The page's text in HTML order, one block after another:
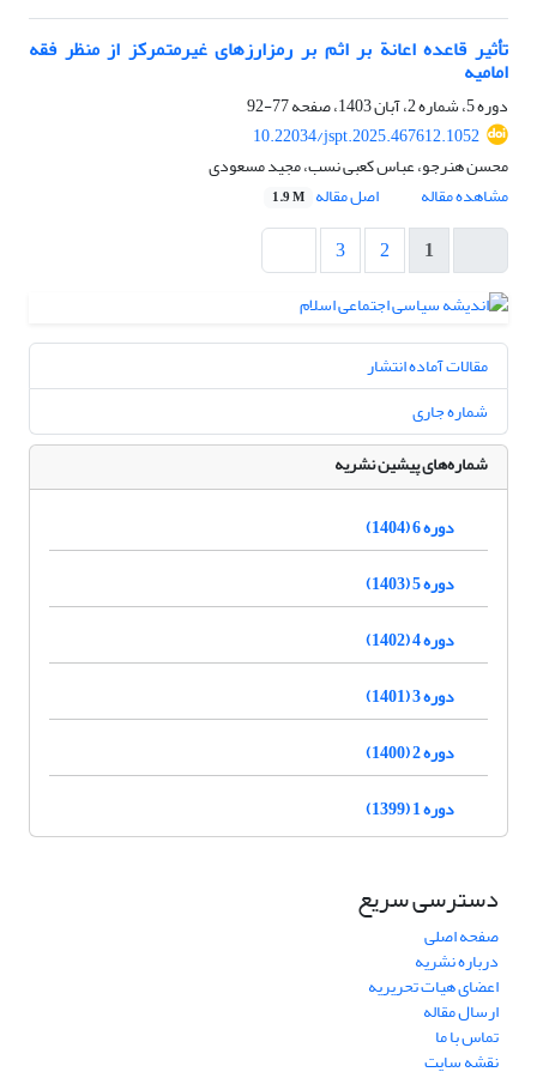
تأثیر قاعده اعانة بر اثم بر رمزارزهای غیرمتمرکز از منظر فقه
امامیه
دوره 5، شماره 2، آبان 1403، صفحه
77-92
10.22034/jspt.2025.467612.1052
محسن هنرجو، عباس کعبی نسب، مجید مسعودی
مشاهده مقاله
اصل مقاله 1.9 M
1
2
3
مقالات آماده انتشار
شماره جاری
شماره‌های پیشین نشریه
دوره 6 (1404)
دوره 5 (1403)
دوره 4 (1402)
دوره 3 (1401)
دوره 2 (1400)
دوره 1 (1399)
دسترسی سریع
صفحه اصلی
درباره نشریه
اعضای هیات تحریریه
ارسال مقاله
تماس با ما
نقشه سایت